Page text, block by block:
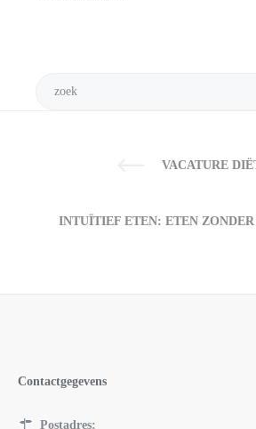
VACATURE
INTUÏTIEF ETEN: ETEN
Contactgegevens
Postadres: